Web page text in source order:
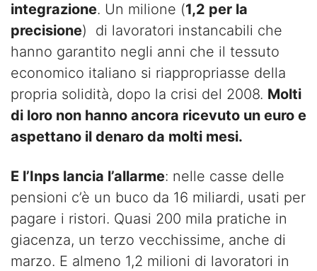
integrazione. Un milione (1,2 per la
precisione) di lavoratori instancabili che
hanno garantito negli anni che il tessuto
economico italiano si riappropriasse della
propria solidità, dopo la crisi del 2008. Molti
di loro non hanno ancora ricevuto un euro e
aspettano il denaro da molti mesi.
E l’Inps lancia l’allarme: nelle casse delle
pensioni c’è un buco da 16 miliardi, usati per
pagare i ristori. Quasi 200 mila pratiche in
giacenza, un terzo vecchissime, anche di
marzo. E almeno 1,2 milioni di lavoratori in